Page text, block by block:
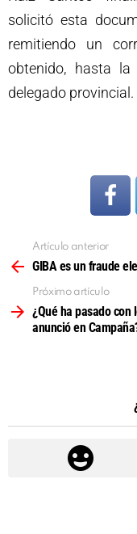
solicitó esta
remitiendo un
obtenido, hasta la
delegado provincial.
más
Artículo anterior
GIBA es un fraude
Próximo artículo
¿Qué ha pasado
anunció en